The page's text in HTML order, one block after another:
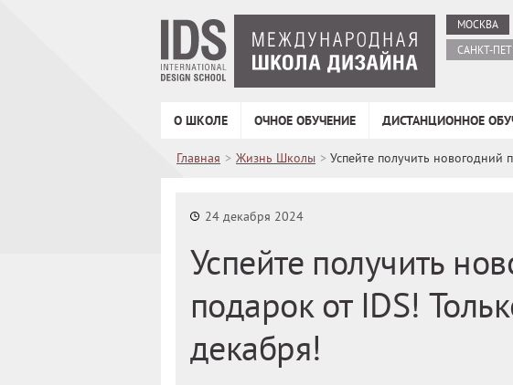
МОСКВА
САНКТ-
О ШКОЛЕ ОЧНОЕ ОБУЧЕНИЕ ДИСТАНЦИОННОЕ
Главная > Жизнь Школы > Успейте получить новогодний
24 декабря 2024
Успейте получить
подарок от IDS!
декабря!